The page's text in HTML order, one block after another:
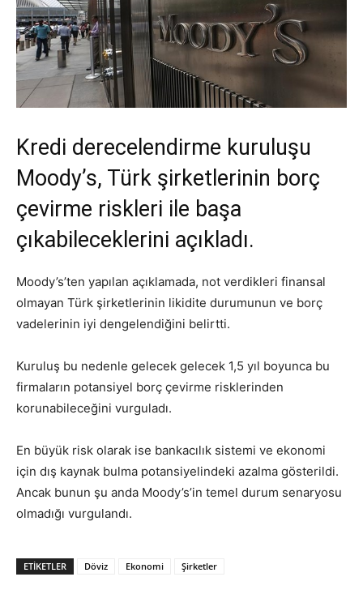
Kredi derecelendirme kuruluşu
Moody’s, Türk şirketlerinin borç
çevirme riskleri ile başa
çıkabileceklerini açıkladı.
Moody’s’ten yapılan açıklamada, not verdikleri finansal
olmayan Türk şirketlerinin likidite durumunun ve borç
vadelerinin iyi dengelendiğini belirtti.
Kuruluş bu nedenle gelecek gelecek 1,5 yıl boyunca bu
firmaların potansiyel borç çevirme risklerinden
korunabileceğini vurguladı.
En büyük risk olarak ise bankacılık sistemi ve ekonomi
için dış kaynak bulma potansiyelindeki azalma gösterildi.
Ancak bunun şu anda Moody’s’in temel durum senaryosu
olmadığı vurgulandı.
ETIKETLER Döviz Ekonomi Şirketler